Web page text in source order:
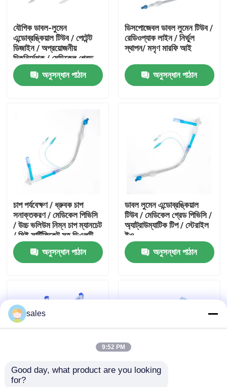
VR প্রদর্শন
কারখানা ভ্রমণ
মান নিয়ন্ত্রণ
উদ্ধৃতির জন্য আবেদন
ল্যারিঞ্জিয়াল মাস্ক এয়ারওয়ে
যৌগিক ডাবল-লুমেন
এন্ডোব্রঙ্কিয়াল টিউব / পেটেন্ট
ডিজাইন / অপ্রয়োজনীয়
দিকনির্দেশক / মেডিকেল গ্রেড
পিভিসি
অনুসন্ধান পাঠান
ডিসপোজেবল ডাবল লুমেন টিউব /
রেডিওপ্যাক লাইন / নির্ভুল
স্থাপন/ মসৃণ মারফি আই
অনুসন্ধান পাঠান
চাপ পর্যবেক্ষণ / ধ্রুবক চাপ
সনাক্তকরণ / মেডিকেল পিভিসি
/ উচ্চ ভলিউম নিম্ন চাপ ম্যানচেট
/ সিই সার্টিফিকেট সহ ডিএলটি
অনুসন্ধান পাঠান
ডাবল লুমেন এন্ডোব্রঙ্কিয়াল
টিউব / মেডিকেল গ্রেড পিভিসি /
অ্যাট্রাউম্যাটিক টিপ / স্টেরাইল
ইও
অনুসন্ধান পাঠান
উদ্ভাবন পেটেন্টযুক্ত সমন্বিত
sales
9:52 PM
Good day, what product are you looking
for?